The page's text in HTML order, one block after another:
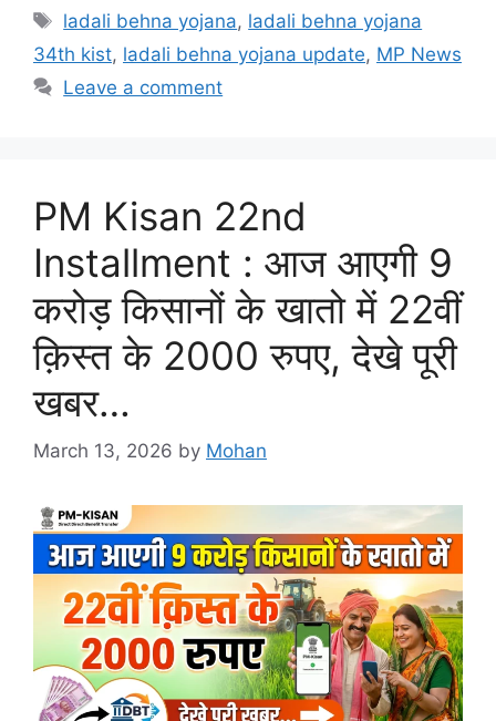
Tags
ladali behna yojana, ladali behna yojana
34th kist, ladali behna yojana update, MP News
Leave a comment
PM Kisan 22nd
Installment : आज आएगी 9
करोड़ किसानों के खातो में 22वीं
क़िस्त के 2000 रुपए, देखे पूरी
खबर…
March 13, 2026 by Mohan